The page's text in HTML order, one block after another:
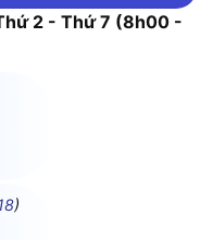
2 - Thứ 7 (8h00 -
)